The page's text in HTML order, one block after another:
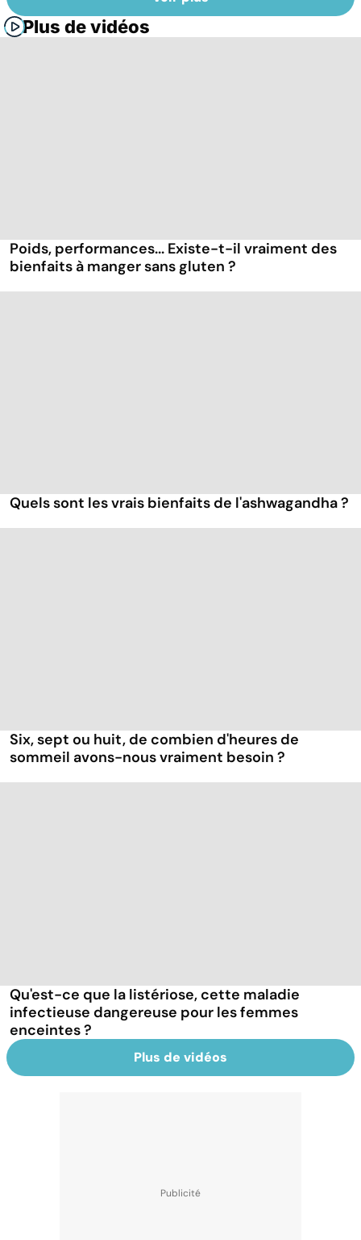
Plus de vidéos
Poids, performances... Existe-t-il vraiment des
bienfaits à manger sans gluten ?
Quels sont les vrais bienfaits de l'ashwagandha ?
Six, sept ou huit, de combien d'heures de
sommeil avons-nous vraiment besoin ?
Qu'est-ce que la listériose, cette maladie
infectieuse dangereuse pour les femmes
enceintes ?
Plus de vidéos